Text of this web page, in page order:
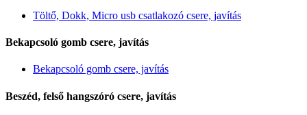
Töltő, Dokk, Micro usb csatlakozó csere, javítás
Bekapcsoló gomb csere, javítás
Bekapcsoló gomb csere, javítás
Beszéd, felső hangszóró csere, javítás